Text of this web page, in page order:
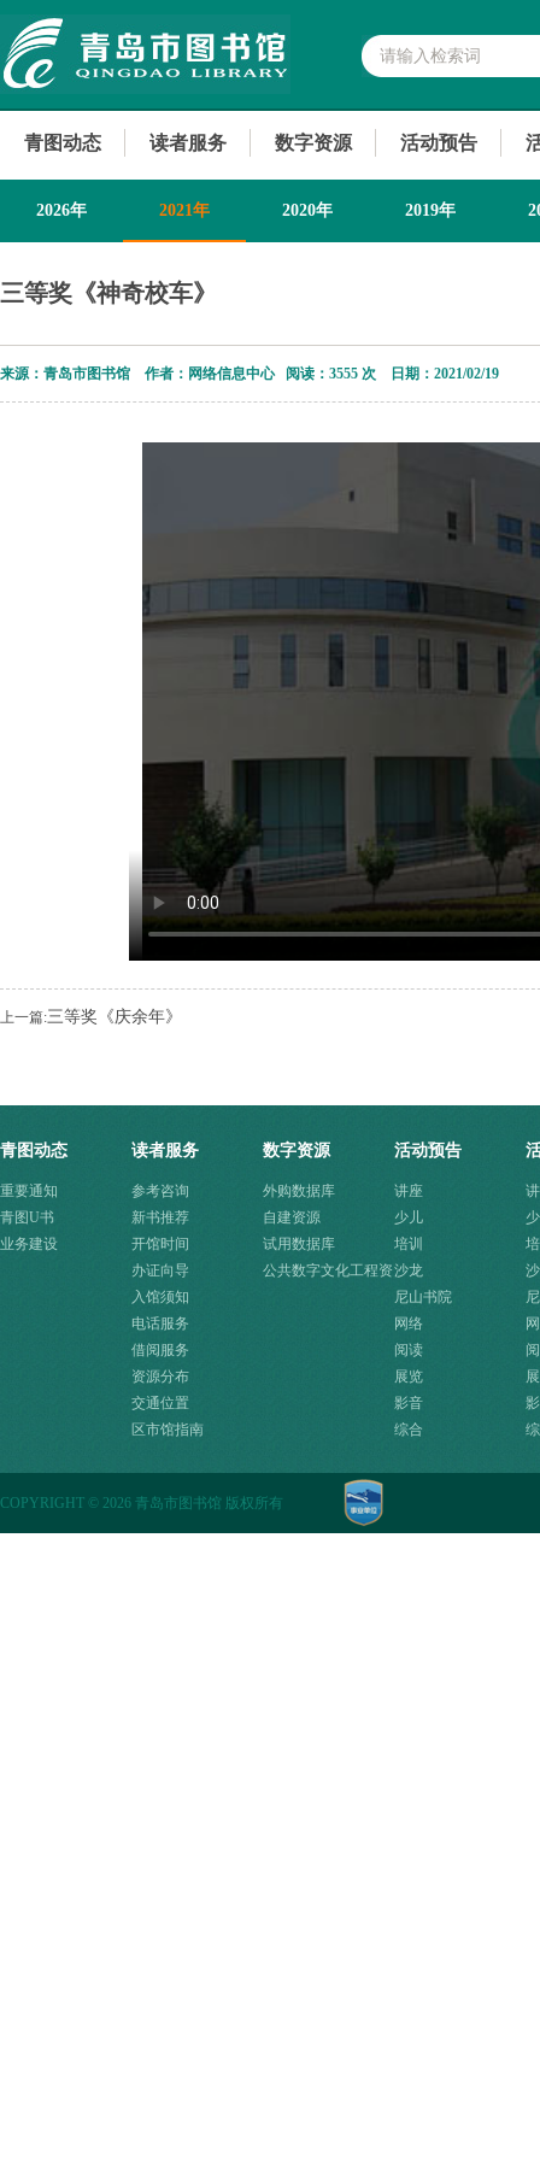
青图动态 读者服务 数字资源 活动预告
2026年 2021年 2020年 2019年
三等奖《神奇校车》
来源：青岛市图书馆 作者：网络信息中心 阅读： 3555 次 日期：2021/02/19
上一篇:三等奖《庆余年》
青图动态
重要通知
青图U书
业务建设
读者服务
参考咨询
新书推荐
开馆时间
办证向导
入馆须知
电话服务
借阅服务
资源分布
交通位置
区市馆指南
数字资源
外购数据库
自建资源
试用数据库
公共数字文化工程资
活动预告
讲座
少儿
培训
沙龙
尼山书院
网络
阅读
展览
影音
综合
COPYRIGHT © 2026 青岛市图书馆 版权所有